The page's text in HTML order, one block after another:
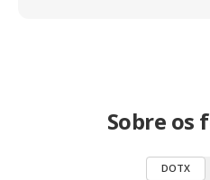
Sobre os
DOTX